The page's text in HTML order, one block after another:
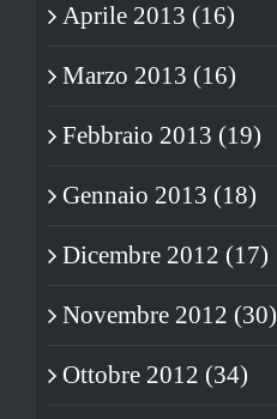
Aprile 2013 (16)
Marzo 2013 (16)
Febbraio 2013 (19)
Gennaio 2013 (18)
Dicembre 2012 (17)
Novembre 2012 (30)
Ottobre 2012 (34)